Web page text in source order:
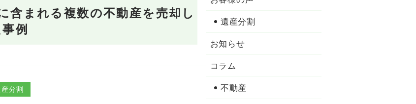
含まれる複数の不動産を売却し
例
産分割
遺産分割
お知らせ
コラム
不動産